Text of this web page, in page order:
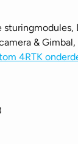
sturingmodules,
& Gimbal,
4RTK